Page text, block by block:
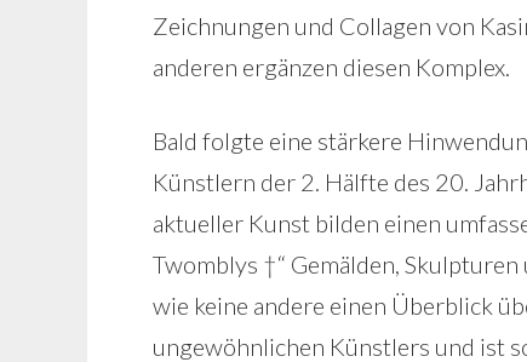
Zeichnungen und Collagen von
anderen ergänzen diesen Komplex.
Bald folgte eine stärkere
Künstlern der 2. Hälfte des 20.
aktueller Kunst bilden einen
Twomblys †“ Gemälden,
wie keine andere einen Überblick
ungewöhnlichen Künstlers und ist